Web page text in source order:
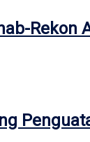
Rekon